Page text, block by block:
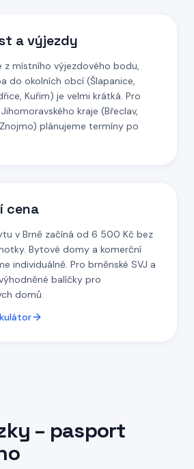
a výjezdy
z místního výjezdového bodu,
do okolních obcí (Šlapanice,
Kuřim) je velmi krátká. Pro
kraje (Břeclav,
plánujeme termíny po
cena
v Brně začíná od 6 500 Kč bez
Bytové domy a komerční
individuálně. Pro brněnské SVJ a
balíčky pro
domů.
– pasport